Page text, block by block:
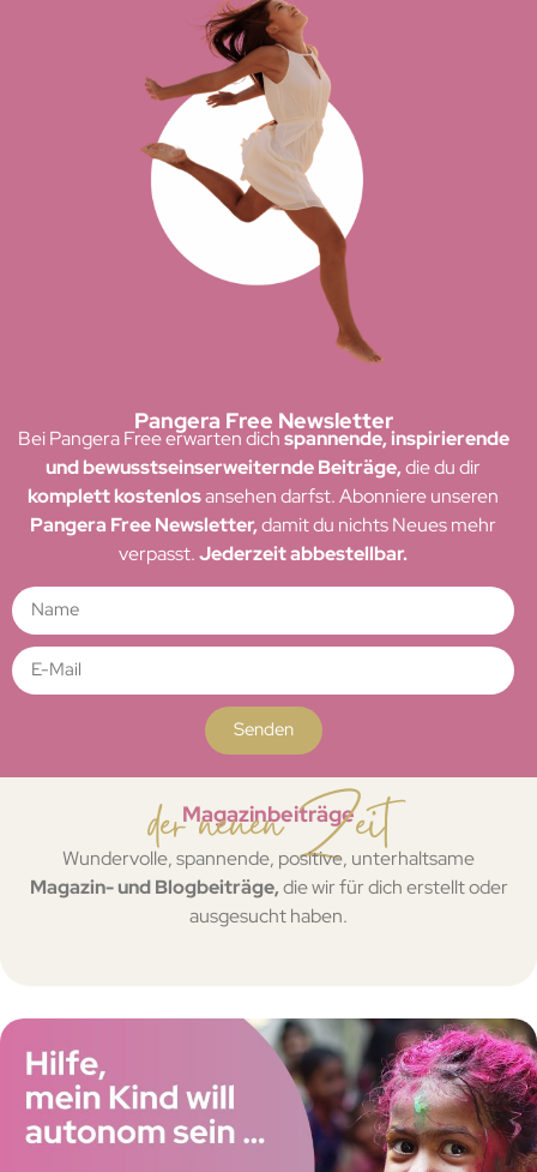
Pangera Free Newsletter
Bei Pangera Free erwarten dichspannende, inspirierende
und bewusstseinserweiternde Beiträge,die du dir
komplett kostenlosansehen darfst. Abonniere unseren
Pangera Free Newsletter,damit du nichts Neues mehr
verpasst.Jederzeit abbestellbar.
Senden
Magazinbeiträge
der neuen Zeit
Wundervolle, spannende, positive, unterhaltsame
Magazin- und Blogbeiträge,die wir für dich erstellt oder
ausgesucht haben.